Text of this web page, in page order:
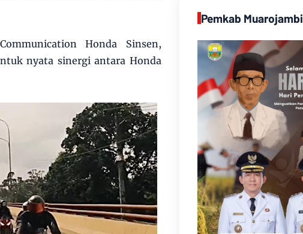
Honda Sinsen,
nyata sinergi antara Honda
Pemkab Muarojambi